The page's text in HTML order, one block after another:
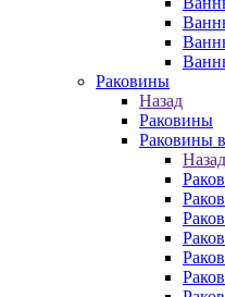
Раковины
Назад
Раковины
Раковины
Назад